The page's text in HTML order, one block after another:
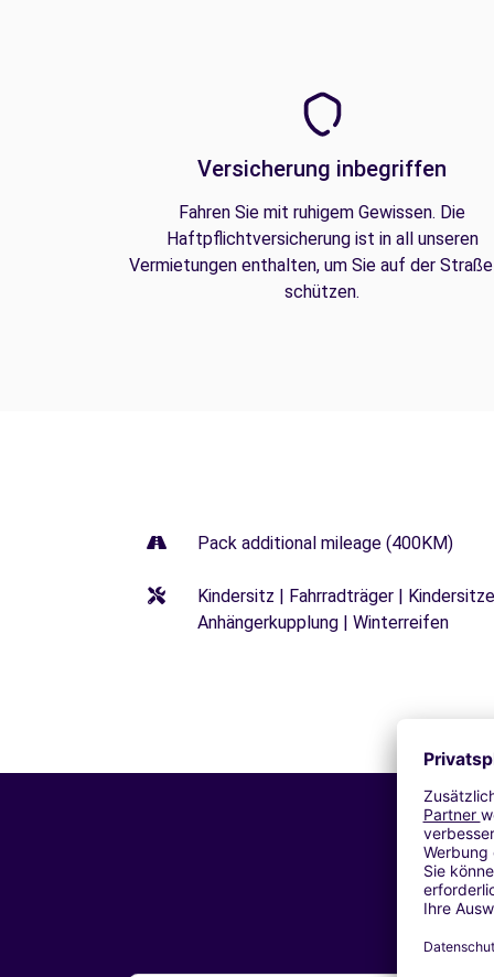
Versicherung inbegriffen
Fahren Sie mit ruhigem Gewissen. Die
Haftpflichtversicherung ist in all unseren
Vermietungen enthalten, um Sie auf der
schützen.
Pack additional mileage (400KM)
Kindersitz | Fahrradträger |
Anhängerkupplung | Winterreifen